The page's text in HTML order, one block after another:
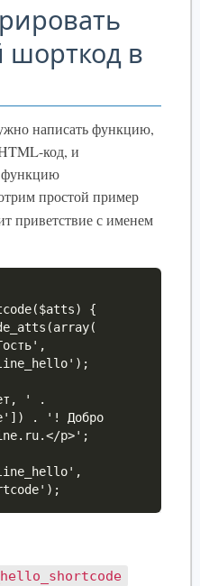
шорткод в
написать функцию,
код, и
функцию
простой пример
приветствие с именем
{
. '! Добро
p>';